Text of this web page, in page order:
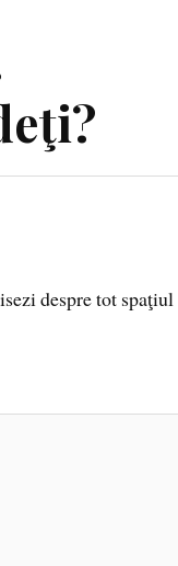
despre tot spaţiul